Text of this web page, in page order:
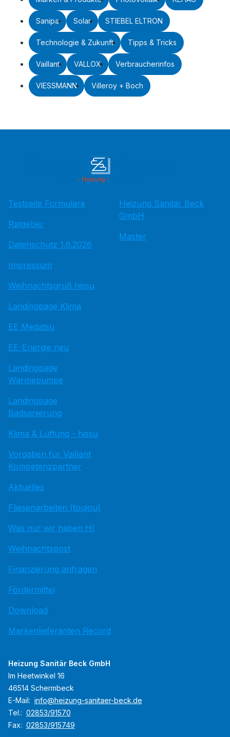
Sanipa Solar STIEBEL ELTRON
Technologie & Zukunft Tipps & Tricks
Vaillant VALLOX Verbraucherinfos
VIESSMANN Villeroy + Boch
Testseite Formulare
Ratgeber
Datenschutz 1.6.2026
Impressum
Weihnachtsgruß hissu
Landingpage Klima
EE Medatsu
EE-Energie neu
Landingpage
Wärmepumpe
Landingpage
Badsanierung
Klima & Lüftung - hissu
Vorgaben für Vaillant
Kompetenzpartner
Aktuelles
Fliesenarbeiten (toujou)
Was nur wir haben HI
Weihnachtspost
Finanzierung anfragen
Fördermittel
Download
Markenlieferanten Record
Heizung Sanitär Beck
GmbH
Master
Heizung Sanitär Beck GmbH
Im Heetwinkel 16
46514 Schermbeck
E-Mail: info@heizung-sanitaer-beck.de
Tel.: 02853/91570
Fax: 02853/915749